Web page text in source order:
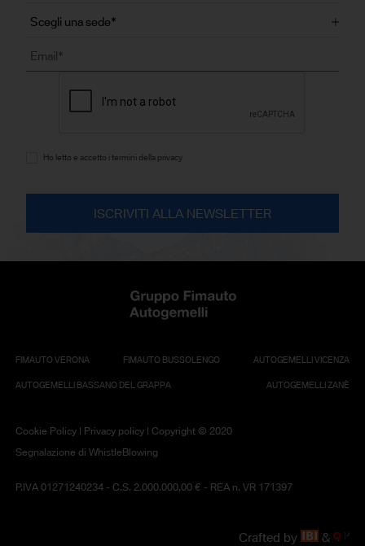
Ho letto e accetto i termini della privacy
FIMAUTO VERONA FIMAUTO BUSSOLENGO AUTOGEMELLI VICENZA
AUTOGEMELLI BASSANO DEL GRAPPA AUTOGEMELLI ZANÈ
Cookie Policy | Privacy policy| Copyright © 2020
Segnalazione di WhistleBlowing
P.IVA 01271240234 - C.S. 2.000.000,00 € - REA n. VR 171397
Crafted by &